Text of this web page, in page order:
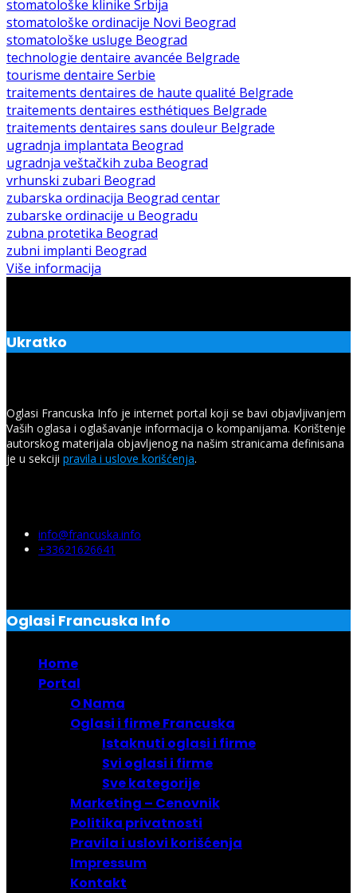
stomatološke klinike Srbija
stomatološke ordinacije Novi Beograd
stomatološke usluge Beograd
technologie dentaire avancée Belgrade
tourisme dentaire Serbie
traitements dentaires de haute qualité Belgrade
traitements dentaires esthétiques Belgrade
traitements dentaires sans douleur Belgrade
ugradnja implantata Beograd
ugradnja veštačkih zuba Beograd
vrhunski zubari Beograd
zubarska ordinacija Beograd centar
zubarske ordinacije u Beogradu
zubna protetika Beograd
zubni implanti Beograd
Više informacija
Ukratko
Oglasi Francuska Info je internet portal koji se bavi objavljivanjem
Vaših oglasa i oglašavanje informacija o kompanijama. Korištenje
autorskog materijala objavljenog na našim stranicama definisana
je u sekciji pravila i uslove korišćenja.
info@francuska.info
+33621626641
Oglasi Francuska Info
Home
Portal
O Nama
Oglasi i firme Francuska
Istaknuti oglasi i firme
Svi oglasi i firme
Sve kategorije
Marketing – Cenovnik
Politika privatnosti
Pravila i uslovi korišćenja
Impressum
Kontakt